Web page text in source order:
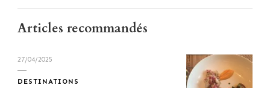
Articles recommandés
27/04/2025
DESTINATIONS